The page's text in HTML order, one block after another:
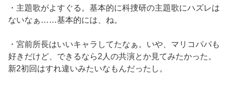
・主題歌がよすぐる。基本的に科捜研の主題歌にハズレは
ないなぁ……基本的には、ね。
・宮前所長はいいキャラしてたなぁ。いや、マリコパパも
好きだけど、できるなら2人の共演とか見てみたかった。
新2初回はすれ違いみたいなもんだったし。